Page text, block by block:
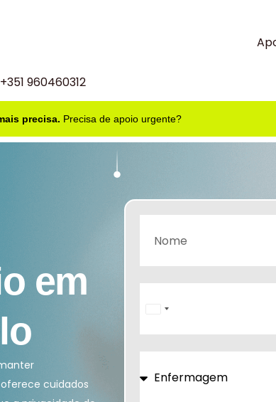
960460312
precisa. Precisa de apoio urgente?
em
cuidados
Portugal
+351